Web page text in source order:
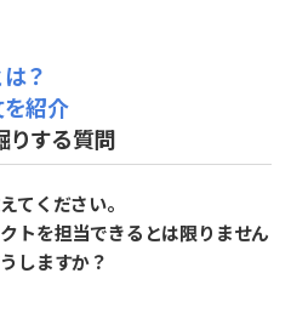
？
紹介
りする質問
てください。
トを担当できるとは限りません
しますか？